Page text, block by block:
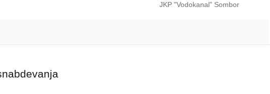
JKP "Vodokanal" Sombor